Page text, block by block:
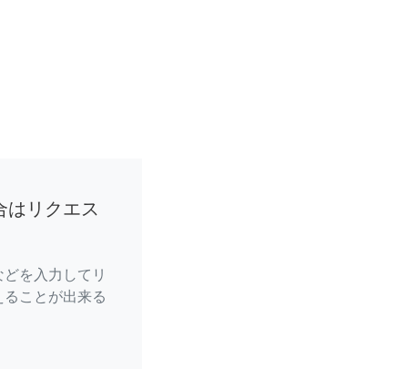
はリクエス
を入力してリ
ことが出来る